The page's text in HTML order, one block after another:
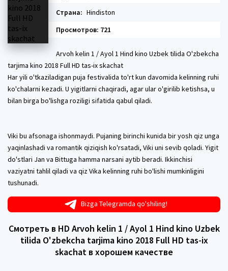
Страна: Hindiston
Просмотров: 721
Arvoh kelin 1 / Ayol 1 Hind kino Uzbek tilida O'zbekcha
tarjima kino 2018 Full HD tas-ix skachat
Har yili o'tkaziladigan puja festivalida to'rt kun davomida kelinning ruhi
ko'chalarni kezadi. U yigitlarni chaqiradi, agar ular o'girilib ketishsa, u
bilan birga bo'lishga roziligi sifatida qabul qiladi.
Viki bu afsonaga ishonmaydi. Pujaning birinchi kunida bir yosh qiz unga
yaqinlashadi va romantik qiziqish ko'rsatadi, Viki uni sevib qoladi. Yigit
do'stlari Jan va Bittuga hamma narsani aytib beradi. Ikkinchisi
vaziyatni tahlil qiladi va qiz Vika kelinning ruhi bo'lishi mumkinligini
tushunadi.
Bizga Telegramda qo'shiling!
Смотреть в HD Arvoh kelin 1 / Ayol 1 Hind kino Uzbek
tilida O'zbekcha tarjima kino 2018 Full HD tas-ix
skachat в хорошем качестве